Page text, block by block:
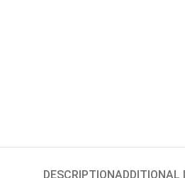
DESCRIPTIONADDITIONAL